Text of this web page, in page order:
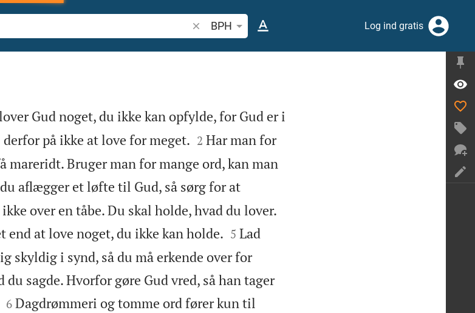
Søg efter bibelvers eller ord
BPH Log ind gratis
Gud noget, du ikke kan opfylde, for Gud er i
på ikke at love for meget.
2 Har man for
mareridt. Bruger man for mange ord, kan man
aflægger et løfte til Gud, så sørg for at
over en tåbe. Du skal holde, hvad du lover.
end at love noget, du ikke kan holde.
5 Lad
skyldig i synd, så du må erkende over for
sagde. Hvorfor gøre Gud vred, så han tager

6 Dagdrømmeri og tomme ord fører kun til